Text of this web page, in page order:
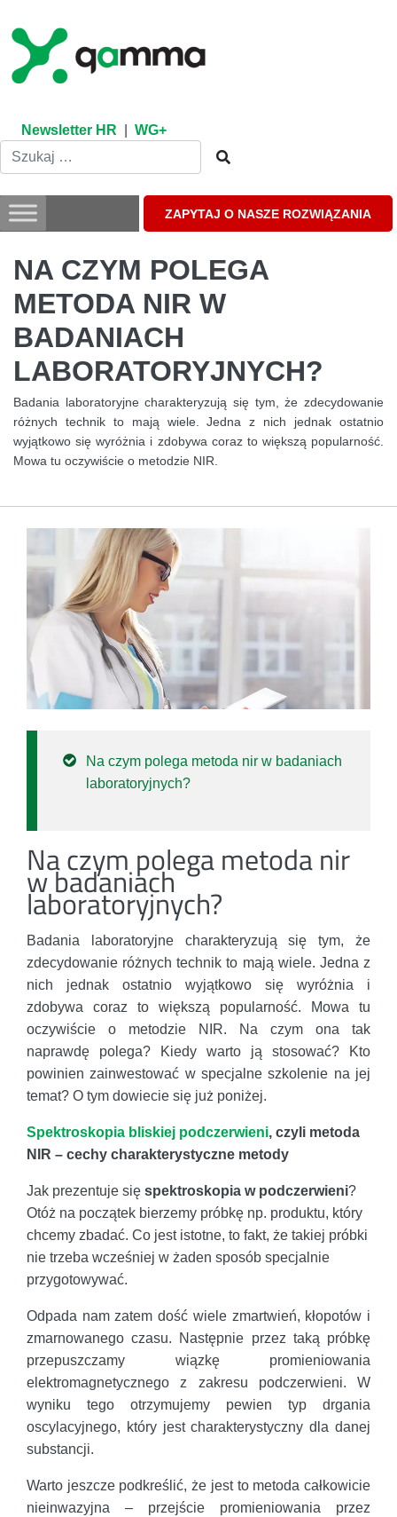
content
Newsletter HR WG+
ZAPYTAJ O NASZE ROZWIĄZANIA
NA CZYM POLEGA
METODA NIR W
BADANIACH
LABORATORYJNYCH?
Badania laboratoryjne charakteryzują się tym, że zdecydowanie
różnych technik to mają wiele. Jedna z nich jednak ostatnio
wyjątkowo się wyróżnia i zdobywa coraz to większą popularność.
Mowa tu oczywiście o metodzie NIR.
Na czym polega metoda nir w badaniach
laboratoryjnych?
Na czym polega metoda nir
w badaniach
laboratoryjnych?
Badania laboratoryjne charakteryzują się tym, że
zdecydowanie różnych technik to mają wiele. Jedna z
nich jednak ostatnio wyjątkowo się wyróżnia i
zdobywa coraz to większą popularność. Mowa tu
oczywiście o metodzie NIR. Na czym ona tak
naprawdę polega? Kiedy warto ją stosować? Kto
powinien zainwestować w specjalne szkolenie na jej
temat? O tym dowiecie się już poniżej.
Spektroskopia bliskiej podczerwieni, czyli metoda
NIR – cechy charakterystyczne metody
Jak prezentuje się spektroskopia w podczerwieni?
Otóż na początek bierzemy próbkę np. produktu, który
chcemy zbadać. Co jest istotne, to fakt, że takiej próbki
nie trzeba wcześniej w żaden sposób specjalnie
przygotowywać.
Odpada nam zatem dość wiele zmartwień, kłopotów i
zmarnowanego czasu. Następnie przez taką próbkę
przepuszczamy wiązkę promieniowania
elektromagnetycznego z zakresu podczerwieni. W
wyniku tego otrzymujemy pewien typ drgania
oscylacyjnego, który jest charakterystyczny dla danej
substancji.
Warto jeszcze podkreślić, że jest to metoda całkowicie
nieinwazyjna – przejście promieniowania przez